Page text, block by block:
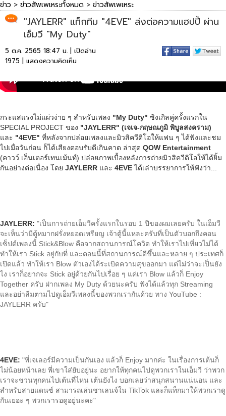
ข่าว > ข่าวสัพเพเหระทั้งหมด > ข่าวสัพเพเหระ
"JAYLERR" แท็กทีม "4EVE" ส่งต่อความแฮปปี้ ผ่าน
เอ็มวี "My Duty"
5 ต.ค. 2565 18:47 น. | เปิดอ่าน
1975 | แสดงความคิดเห็น
กระแสแรงไม่แผ่วง่าย ๆ สำหรับเพลง "My Duty" ซิงเกิลคู่ครั้งแรกใน
SPECIAL PROJECT ของ "JAYLERR" (เจเจ-กฤษณภูมิ พิบูลสงคราม)
และ "4EVE" ที่หลังจากปล่อยเพลงและมิวสิควีดิโอให้แฟน ๆ ได้ฟังและชม
ไปเมื่อวันก่อน ก็ได้เสียงตอบรับดีเกินคาด ล่าสุด QOW Entertainment
(คาวว์ เอ็นเตอร์เทนเม้นท์) ปล่อยภาพเบื้องหลังการถ่ายมิวสิควีดิโอให้ได้ยิ้ม
กันอย่างต่อเนื่อง โดย JAYLERR และ 4EVEได้เล่าบรรยาการให้ฟังว่า...
JAYLERR: "เป็นการถ่ายเอ็มวีครั้งแรกในรอบ 1 ปีของผมเลยครับ ในเอ็มวี
จะเห็นว่ามีตู้หมากฝรั่งหยอดเหรียญ เจ้าตู้นี้แหละครับที่เป็นตัวบอกถึงคอน
เซ็ปต์เพลงนี้ Stick&Blow คือจากสถานการณ์โควิด ทำให้เราไปเที่ยวไม่ได้
ทำให้เรา Stick อยู่กับที่ และตอนนี้ที่สถานการณ์ดีขึ้นและหลาย ๆ ประเทศก็
เปิดแล้ว ทำให้เรา Blow ตัวเองได้ระเบิดความสุขออกมา แต่ไม่ว่าจะเป็นยัง
ไง เราก็อยากจะ Stick อยู่ด้วยกันไปเรื่อย ๆ แค่เรา Blow แล้วก็ Enjoy
Together ครับ ฝากเพลง My Duty ด้วยนะครับ ฟังได้แล้วทุก Streaming
และอย่าลืมตามไปดูเอ็มวีเพลงนี้ของพวกเรากันด้วย ทาง YouTube :
JAYLERR ครับ"
4EVE: "พี่เจเลอร์มีความเป็นกันเอง แล้วก็ Enjoy มากค่ะ ในเรื่องการเต้นก็
ไม่น้อยหน้าเลย พี่เขาใส่ยับอยู่นะ อยากให้ทุกคนไปดูพวกเราในเอ็มวี ว่าพวก
เราจะชวนทุกคนไปเต้นที่ไหน เต้นยังไง บอกเลยว่าสนุกสนานแน่นอน และ
สำหรับสายแดนซ์ สามารถเล่นชาเลนจ์ใน TikTok และก็แท็กมาให้พวกเราดู
กันเยอะ ๆ พวกเรารอดูอยู่นะคะ"